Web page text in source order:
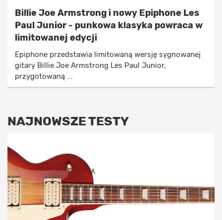
Billie Joe Armstrong i nowy Epiphone Les
Paul Junior - punkowa klasyka powraca w
limitowanej edycji
Epiphone przedstawia limitowaną wersję sygnowanej
gitary Billie Joe Armstrong Les Paul Junior,
przygotowaną ...
NAJNOWSZE TESTY